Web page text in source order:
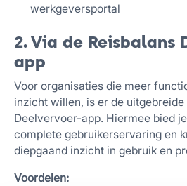
werkgeversportal
2. Via de Reisbalans
app
Voor organisaties die meer
inzicht willen, is er de
Deelvervoer-app. Hiermee bied
complete gebruikerservaring en
diepgaand inzicht in gebruik en
Voordelen: